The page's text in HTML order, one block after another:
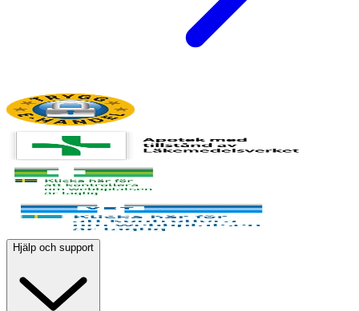
Hjälp och support